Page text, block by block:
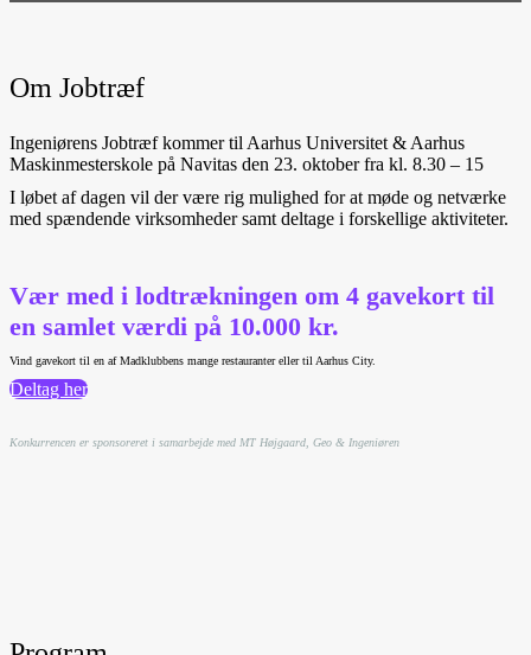
Om Jobtræf
Ingeniørens Jobtræf kommer til Aarhus Universitet & Aarhus
Maskinmesterskole på Navitas den 23. oktober fra kl. 8.30 – 15
I løbet af dagen vil der være rig mulighed for at møde og netværke
med spændende virksomheder samt deltage i forskellige aktiviteter.
Vær med i lodtrækningen om 4 gavekort til
en samlet værdi på 10.000 kr.
Vind gavekort til en af Madklubbens mange restauranter eller til Aarhus City.
Deltag her
Konkurrencen er sponsoreret i samarbejde med MT Højgaard, Geo & Ingeniøren